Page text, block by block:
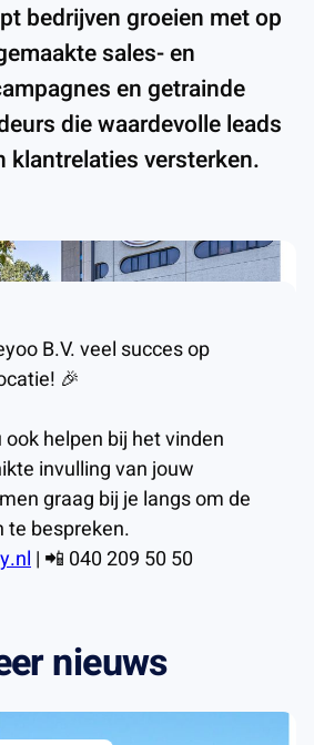
bedrijven groeien met op
sales- en
en getrainde
die waardevolle leads
klantrelaties versterken.
B.V. veel succes op
🎉
helpen bij het vinden
invulling van jouw
graag bij je langs om de
te bespreken.
| 📲 040 209 50 50
nieuws